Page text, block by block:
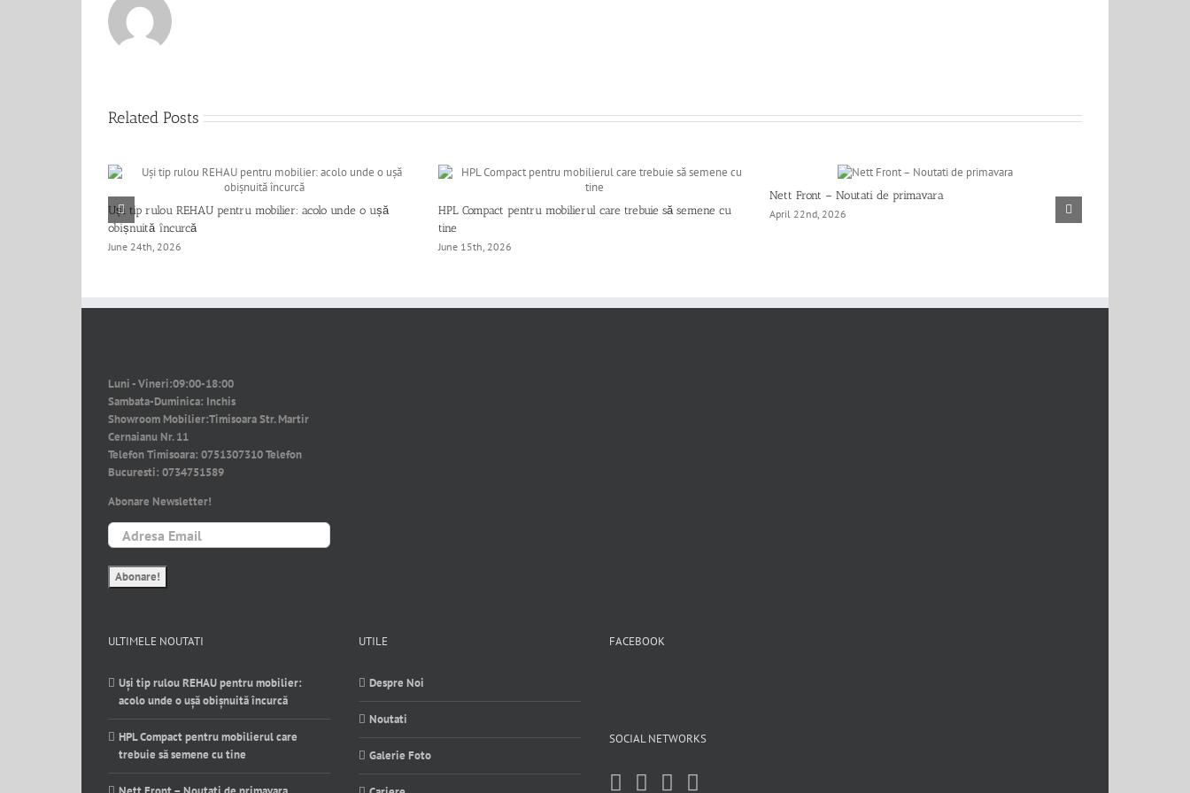
Related Posts
Uși tip rulou REHAU pentru mobilier: acolo unde o ușă
obișnuită încurcă
June 24th, 2026
HPL Compact pentru mobilierul care trebuie să semene cu
tine
June 15th, 2026
Nett Front – Noutati de primavara
April 22nd, 2026
Luni - Vineri:09:00-18:00
Sambata-Duminica: Inchis
Showroom Mobilier:Timisoara Str. Martir
Cernaianu Nr. 11
Telefon Timisoara: 0751307310Telefon
Bucuresti: 0734751589
Abonare Newsletter!
ULTIMELE NOUTATI
Uși tip rulou REHAU pentru mobilier:
acolo unde o ușă obișnuită încurcă
HPL Compact pentru mobilierul care
trebuie să semene cu tine
UTILE
Despre Noi
Noutati
Galerie Foto
FACEBOOK
SOCIAL NETWORKS